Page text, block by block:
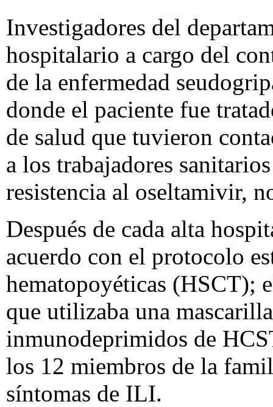
Investigadores del
hospitalario a cargo del
de la enfermedad
donde el paciente fue
de salud que tuvieron
a los trabajadores
resistencia al oseltamivir,
Después de cada alta
acuerdo con el protocolo
hematopoyéticas (HSCT);
que utilizaba una
inmunodeprimidos de
los 12 miembros de la
síntomas de ILI.